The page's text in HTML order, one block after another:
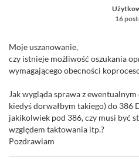
16
Moje uszanowanie,
czy istnieje możliwość oszukania
wymagającego obecności
Jak wygląda sprawa z
kiedyś dorwałbym takiego) do 386
jakikolwiek pod 386, czy musi być
względem taktowania itp.?
Pozdrawiam